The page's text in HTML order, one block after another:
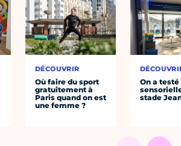
DÉCOUVRIR
Où faire du sport
gratuitement à
Paris quand on est
une femme ?
On a
stade